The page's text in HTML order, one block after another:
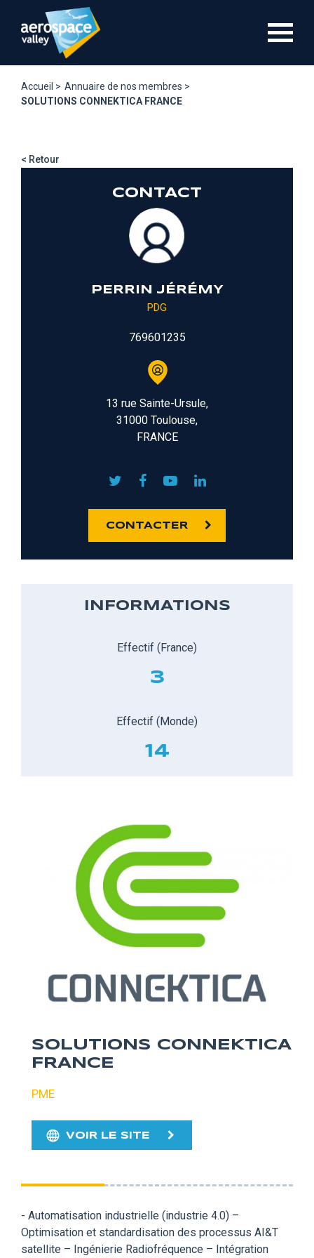
contenu
Accueil > Annuaire de nos membres >
SOLUTIONS CONNEKTICA FRANCE
< Retour
CONTACT
PERRIN JÉRÉMY
PDG
769601235
13 rue Sainte-Ursule,
31000 Toulouse,
FRANCE
CONTACTER
INFORMATIONS
Effectif (France)
3
Effectif (Monde)
14
SOLUTIONS CONNEKTICA
FRANCE
PME
VOIR LE SITE
- Automatisation industrielle (industrie 4.0) –
Optimisation et standardisation des processus AI&T
satellite – Ingénierie Radiofréquence – Intégration